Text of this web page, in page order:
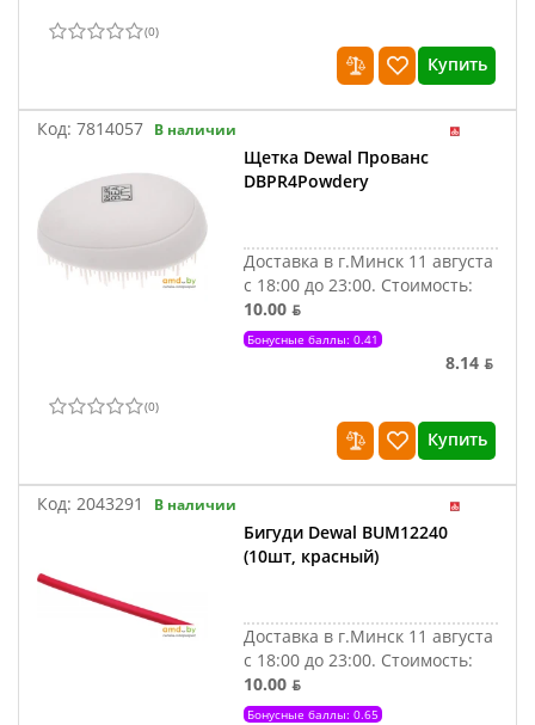
(0)
Купить
Код: 7814057 В наличии
Щетка Dewal Прованс
DBPR4Powdery
Доставка в г.Минск 11 августа
с 18:00 до 23:00. Стоимость:
10.00 ƃ
Бонусные баллы: 0.41
8.14 ƃ
(0)
Купить
Код: 2043291 В наличии
Бигуди Dewal BUM12240
(10шт, красный)
Доставка в г.Минск 11 августа
с 18:00 до 23:00. Стоимость:
10.00 ƃ
Бонусные баллы: 0.65